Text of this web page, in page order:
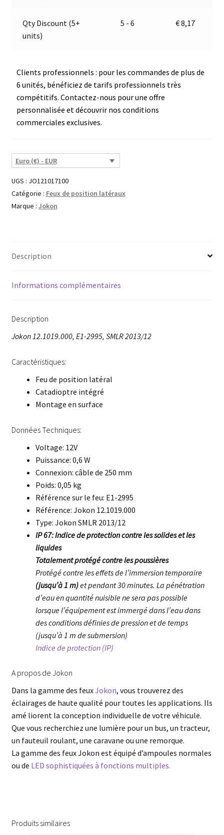
(Copy)
Qty Discount (5+
units)
5 - 6 €8,17
Clients professionnels : pour les commandes de plus de
6 unités, bénéficiez de tarifs professionnels très
compétitifs. Contactez-nous pour une offre
personnalisée et découvrir nos conditions
commerciales exclusives.
Euro (€) - EUR
UGS : JO121017100
Catégorie : Feux de position latéraux
Marque : Jokon
Description
Informations complémentaires
Description
Jokon 12.1019.000, E1-2995, SMLR 2013/12
Caractéristiques:
Feu de position latéral
Catadioptre intégré
Montage en surface
Données Techniques:
Voltage: 12V
Puissance: 0,6 W
Connexion: câble de 250 mm
Poids: 0,05 kg
Référence sur le feu: E1-2995
Référence: Jokon 12.1019.000
Type: Jokon SMLR 2013/12
IP 67: Indice de protection contre les solides et les
liquides
Totalement protégé contre les poussières
Protégé contre les effets de l’immersion temporaire
(jusqu’à 1 m)et pendant 30 minutes. La pénétration
d’eau en quantité nuisible ne sera pas possible
lorsque l’équipement est immergé dans l’eau dans
des conditions définies de pression et de temps
(jusqu’à 1 m de submersion)
Indice de protection (IP)
A propos de Jokon
Dans la gamme des feuxJokon, vous trouverez des
éclairages de haute qualité pour toutes les applications. Ils
amé liorent la conception individuelle de votre véhicule.
Que vous recherchiez une lumière pour un bus, un tracteur,
un fauteuil roulant, une caravane ou une remorque.
La gamme des feux Jokon est équipé d’ampoules normales
ou de LED sophistiquées à fonctions multiples.
Produits similaires